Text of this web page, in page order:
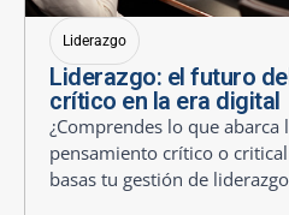
Liderazgo
Liderazgo: el futuro
crítico en la era digital
¿Comprendes lo que
pensamiento crítico o
basas tu gestión de